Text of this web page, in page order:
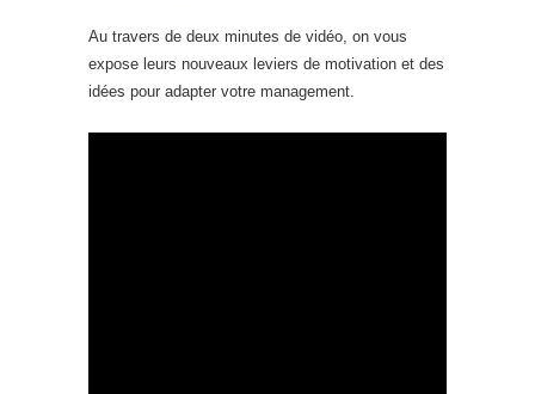
Au travers de deux minutes de vidéo, on vous
expose leurs nouveaux leviers de motivation et des
idées pour adapter votre management.